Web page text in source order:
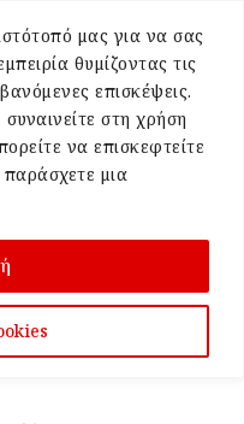
μας για να σας
θυμίζοντας τις
επισκέψεις.
στη χρήση
να επισκεφτείτε
μια